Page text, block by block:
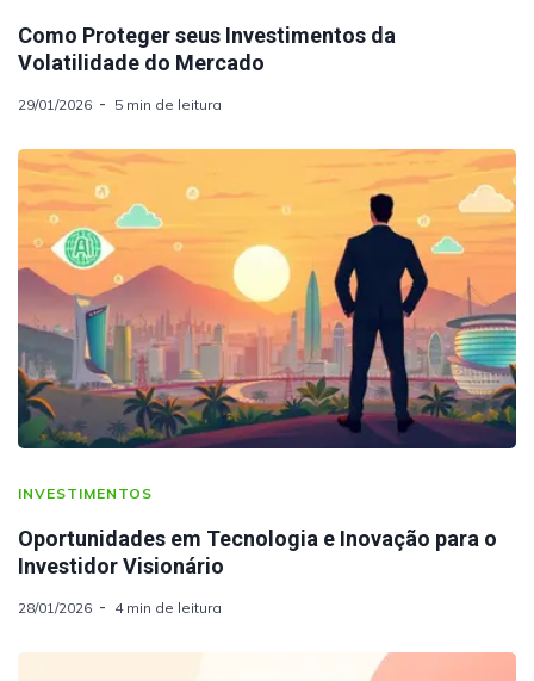
Como Proteger seus Investimentos da
Volatilidade do Mercado
29/01/2026 5 min de leitura
INVESTIMENTOS
Oportunidades em Tecnologia e Inovação para o
Investidor Visionário
28/01/2026 4 min de leitura